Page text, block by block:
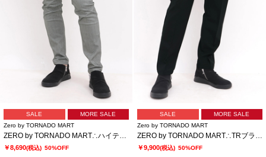
SALE
MORE SALE
Zero by TORNADO MART
ZERO by TORNADO MART∴ハイテンションへリンボンスリム５ポケットパンツ
￥8,690(税込) 50%OFF
SALE
MORE SALE
Zero by TORNADO MART
ZERO by TORNADO MART∴TRブライトストレッチジャカードスラックス
￥9,900(税込) 50%OFF